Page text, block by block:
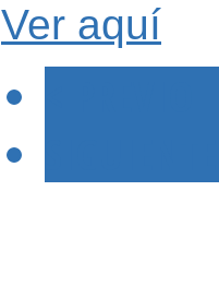
Ver aquí